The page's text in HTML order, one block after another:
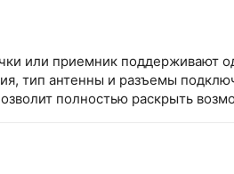
или приемник поддерживают
тип антенны и разъемы
полностью раскрыть